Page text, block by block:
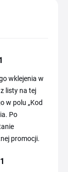
wklejenia w
listy na tej
w polu „Kod
Po
promocji.